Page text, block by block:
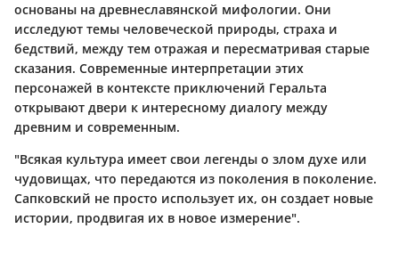
основаны на древнеславянской мифологии. Они
исследуют темы человеческой природы, страха и
бедствий, между тем отражая и пересматривая старые
сказания. Современные интерпретации этих
персонажей в контексте приключений Геральта
открывают двери к интересному диалогу между
древним и современным.
"Всякая культура имеет свои легенды о злом духе или
чудовищах, что передаются из поколения в поколение.
Сапковский не просто использует их, он создает новые
истории, продвигая их в новое измерение".